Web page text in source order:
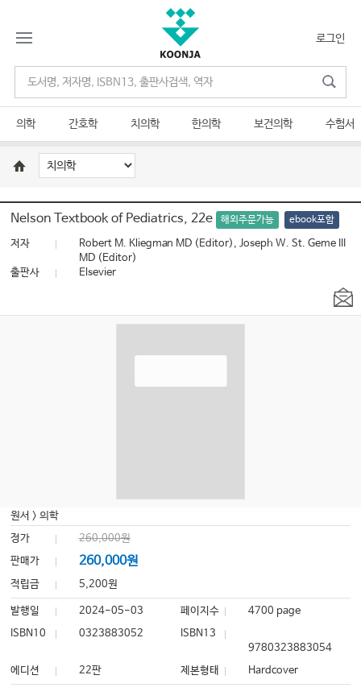
로그인
의학 간호학 치의학 한의학 보건의학 수험서
Nelson Textbook of Pediatrics, 22e 해외주문가능 ebook포함
저자
Robert M. Kliegman MD (Editor), Joseph W. St. Geme III
MD (Editor)
출판사
Elsevier
원서 >의학
정가
260,000원
판매가
260,000원
적립금 5,200원
발행일 2024-05-03 페이지수
4700 page
ISBN10
0323883052
ISBN13
9780323883054
에디션
22판 제본형태 Hardcover